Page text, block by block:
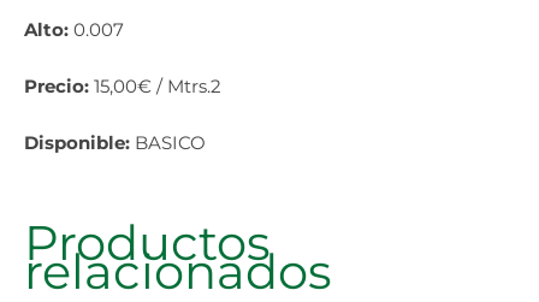
Alto: 0.007
Precio: 15,00€ / Mtrs.2
Disponible: BASICO
Productos
relacionados